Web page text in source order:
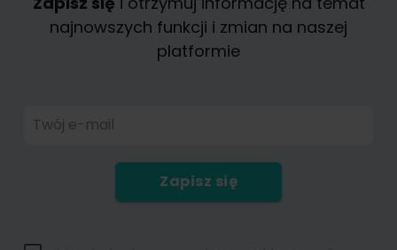
najnowszych funkcji i zmian na naszej
platformie
Twój e-mail
Zapisz się